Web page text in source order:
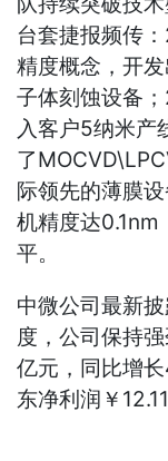
台套捷报频传
精度概念，开
子体刻蚀设备
入客户5纳米
了
际领先的薄膜
机精度达0.1nm
平。
中微公司最新
度，公司保持
亿元，同比增
东净利润￥